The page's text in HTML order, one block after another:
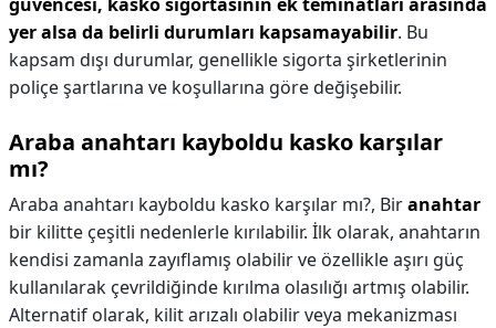
yer alsa da belirli durumları kapsamayabilir. Bu
kapsam dışı durumlar, genellikle sigorta şirketlerinin
poliçe şartlarına ve koşullarına göre değişebilir.
Araba anahtarı kayboldu kasko karşılar
mı?
Araba anahtarı kayboldu kasko karşılar mı?, Biranahtar
bir kilitte çeşitli nedenlerle kırılabilir. İlk olarak, anahtarın
kendisi zamanla zayıflamış olabilir ve özellikle aşırı güç
kullanılarak çevrildiğinde kırılma olasılığı artmış olabilir.
Alternatif olarak, kilit arızalı olabilir veya mekanizması